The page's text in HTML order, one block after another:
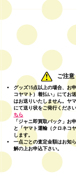
ご注
グッズ15点以上の場合、お
コヤマト）着払い」にてお
はお送りいたしません。ヤ
にて送り状をご発行ください
ちら
「ジャニ即買取パック」お
と「ヤマト運輸（クロネコ
します。
一点ごとの査定金額はお知
解の上お申込下さい。